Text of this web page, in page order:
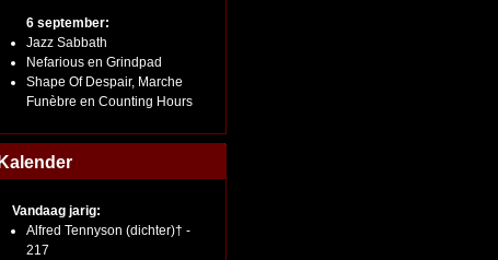
6 september:
Jazz Sabbath
Nefarious en Grindpad
Shape Of Despair, Marche
Funèbre en Counting Hours
Vandaag jarig:
Alfred Tennyson (dichter)† -
217